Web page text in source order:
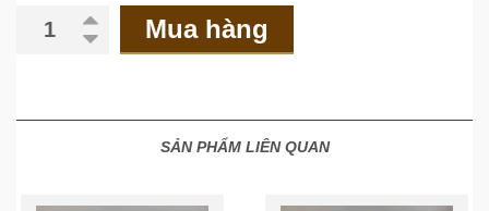
Mua hàng
SẢN PHẨM LIÊN QUAN